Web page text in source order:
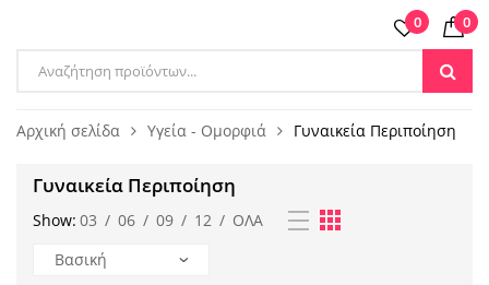
Products
0 0
Αρχική σελίδα Υγεία - Ομορφιά Γυναικεία Περιποίηση
Γυναικεία Περιποίηση
Show: 03 / 06 / 09 / 12 / ΌΛΑ